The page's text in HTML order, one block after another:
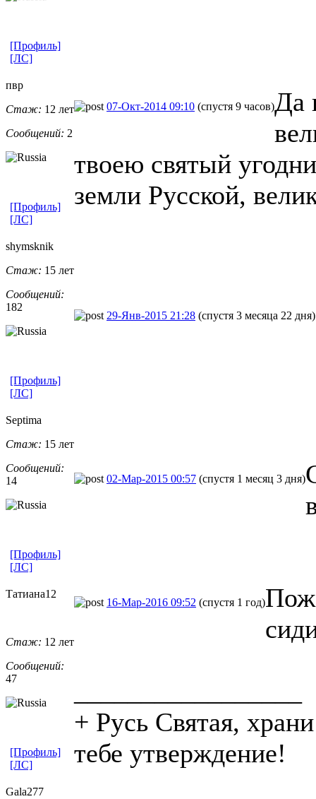
[Профиль]
[ЛС]
пвр
Стаж: 12 лет
Сообщений: 2
07-Окт-2014 09:10 (спустя 9 часов)Да
твоею святый
земли Русской,
[Профиль]
[ЛС]
shymsknik
Стаж: 15 лет
Сообщений:
182
29-Янв-2015 21:28 (спустя 3 месяца 22 дня)
[Профиль]
[ЛС]
Septima
Стаж: 15 лет
Сообщений:
14
02-Мар-2015 00:57 (спустя 1 месяц 3 дня)
[Профиль]
[ЛС]
Татиана12
Стаж: 12 лет
Сообщений:
47
16-Мар-2016 09:52 (спустя 1 год)
+ Русь Святая,
тебе утверждение!
[Профиль]
[ЛС]
Gala277